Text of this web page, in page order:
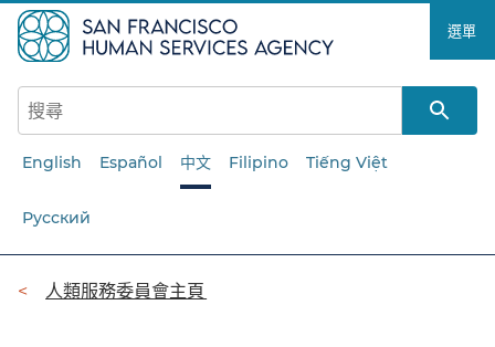
至
主
要
選單​​
English Español 中文 Filipino Tiếng Việt
Русский
導人類服務委員會主頁​​